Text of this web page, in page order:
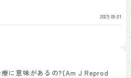
2025.09.01
に意味があるの?(Am J Reprod